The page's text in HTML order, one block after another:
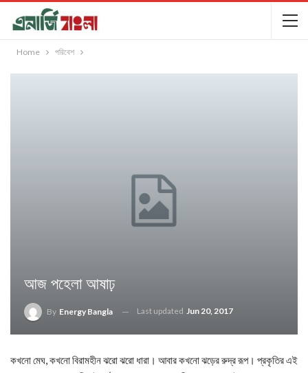
Home পরিবেশ
আজ পহেলা আষাঢ়
By Energy Bangla Last updated Jun 20, 2017
কখনো মেঘ, কখনো বিরামহীন ঝরো ঝরো ধারা। আবার কখনো ঝড়ের রুদ্র রূপ। প্রকৃতির এই